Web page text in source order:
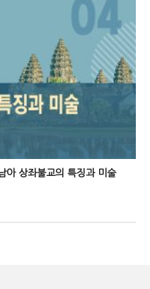
아 상좌불교의 특징과 미술